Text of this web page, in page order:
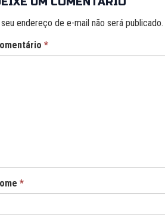
seu endereço de e-mail não será publicado.
*
*